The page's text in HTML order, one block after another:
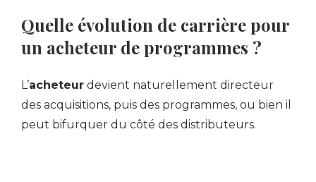
Quelle évolution de carrière pour
un acheteur de programmes ?
L’acheteur devient naturellement directeur
des acquisitions, puis des programmes, ou bien il
peut bifurquer du côté des distributeurs.